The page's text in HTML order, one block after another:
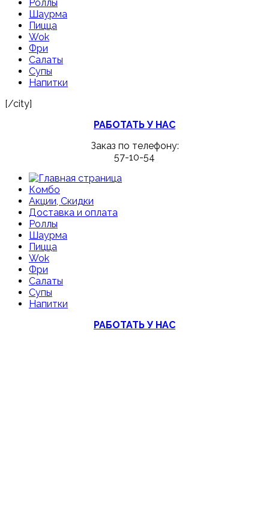
Роллы
Шаурма
Пицца
Wok
Фри
Салаты
Супы
Напитки
[/city]
РАБОТАТЬ У НАС
Заказ по телефону:
57-10-54
Комбо
Акции, Скидки
Доставка и оплата
Роллы
Шаурма
Пицца
Wok
Фри
Салаты
Супы
Напитки
РАБОТАТЬ У НАС